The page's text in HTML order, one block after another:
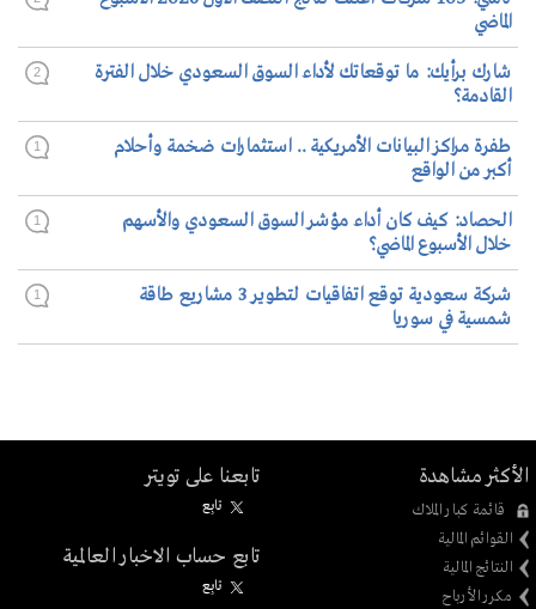
الماضي
شارك برأيك: ما توقعاتك لأداء السوق السعودي خلال الفترة
القادمة؟
2
طفرة مراكز البيانات الأمريكية .. استثمارات ضخمة وأحلام
أكبر من الواقع
1
الحصاد: كيف كان أداء مؤشر السوق السعودي والأسهم
خلال الأسبوع الماضي؟
1
شركة سعودية توقع اتفاقيات لتطوير 3 مشاريع طاقة
شمسية في سوريا
1
الأكثر مشاهدة
قائمة كبار الملاك
القوائم المالية
النتائج المالية
مكرر الأرباح
تابعنا على تويتر
تابِع
تابع حساب الاخبار العالمية
تابِع